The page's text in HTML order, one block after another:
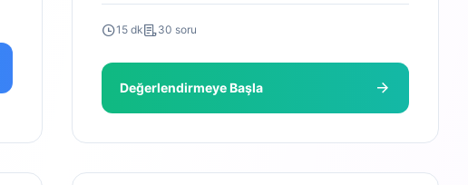
15 dk 30 soru
Değerlendirmeye Başla